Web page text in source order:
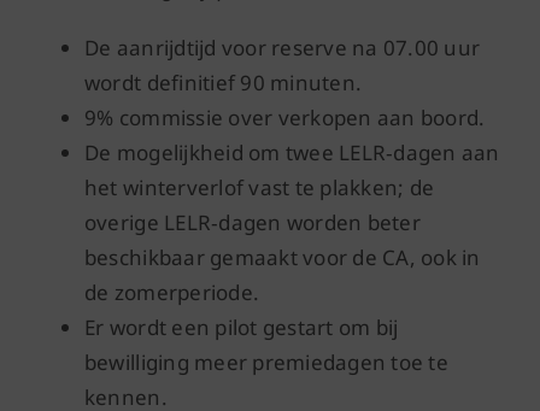
De aanrijdtijd voor reserve na 07.00 uur
wordt definitief 90 minuten.
9% commissie over verkopen aan boord.
De mogelijkheid om twee LELR‑dagen aan
het winterverlof vast te plakken; de
overige LELR‑dagen worden beter
beschikbaar gemaakt voor de CA, ook in
de zomerperiode.
Er wordt een pilot gestart om bij
bewilliging meer premiedagen toe te
kennen.